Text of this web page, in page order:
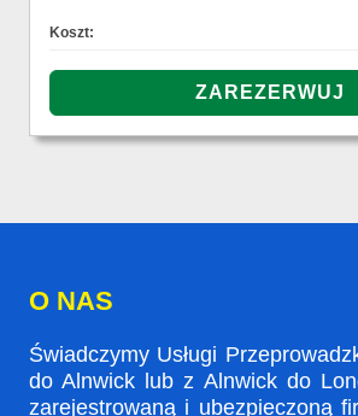
Koszt:
O NAS
Świadczymy Usługi
do Alnwick lub z Alnwick do
zarejestrowaną i ubezpieczoną